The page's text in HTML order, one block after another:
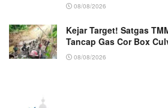
08/08/2026
Kejar Target! Satgas
Tancap Gas Cor Box
08/08/2026